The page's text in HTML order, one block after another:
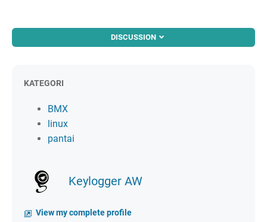
DISCUSSION
KATEGORI
BMX
linux
pantai
Keylogger AW
View my complete profile